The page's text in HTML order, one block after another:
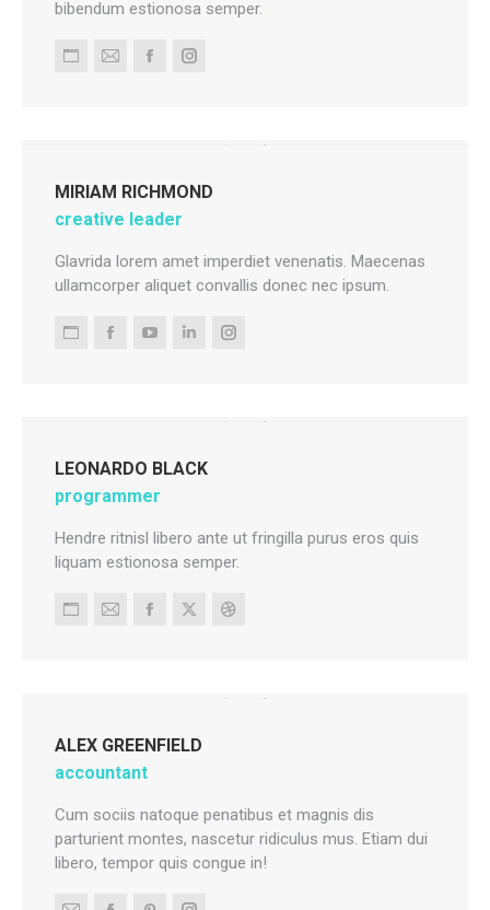
bibendum estionosa semper.
Personal
E-
FacebookInstagram
MIRIAM RICHMOND
creative leader
Glavrida lorem amet imperdiet venenatis. Maecenas
ullamcorper aliquet convallis donec nec ipsum.
PersonalFacebook
YouTubeLinkedinInstagram
LEONARDO BLACK
programmer
Hendre ritnisl libero ante ut fringilla purus eros quis
liquam estionosa semper.
Personal
E-
Facebook
X Dribbble
ALEX GREENFIELD
accountant
Cum sociis natoque penatibus et magnis dis
parturient montes, nascetur ridiculus mus. Etiam dui
libero, tempor quis congue in!